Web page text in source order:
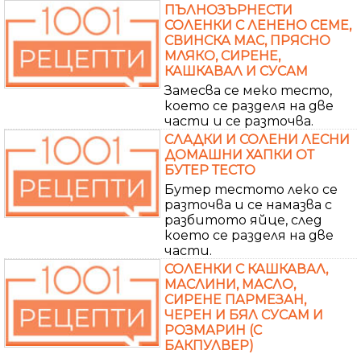
ПЪЛНОЗЪРНЕСТИ
СОЛЕНКИ С ЛЕНЕНО СЕМЕ,
СВИНСКА МАС, ПРЯСНО
МЛЯКО, СИРЕНЕ,
КАШКАВАЛ И СУСАМ
Замесва се меко тесто,
което се разделя на две
части и се разточва.
СЛАДКИ И СОЛЕНИ ЛЕСНИ
ДОМАШНИ ХАПКИ ОТ
БУТЕР ТЕСТО
Бутер тестото леко се
разточва и се намазва с
разбитото яйце, след
което се разделя на две
части.
СОЛЕНКИ С КАШКАВАЛ,
МАСЛИНИ, МАСЛО,
СИРЕНЕ ПАРМЕЗАН,
ЧЕРЕН И БЯЛ СУСАМ И
РОЗМАРИН (С
БАКПУЛВЕР)